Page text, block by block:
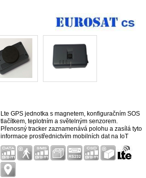
Lte GPS jednotka s magnetem, konfiguračním SOS
tlačítkem, teplotním a světelným senzorem.
Přenosný tracker zaznamenává polohu a zasílá tyto
informace prostřednictvím mobilních dat na IoT
server. Server data v reálném čase zpracovává a
umožňuje jejich zobrazení v grafech, mapách nebo
generovaných upozorněních. Vnitřní akumulátor o
kapacitě 2600 mAh zabezpečí provoz až na tři
měsíce v režimu SMART Sa...